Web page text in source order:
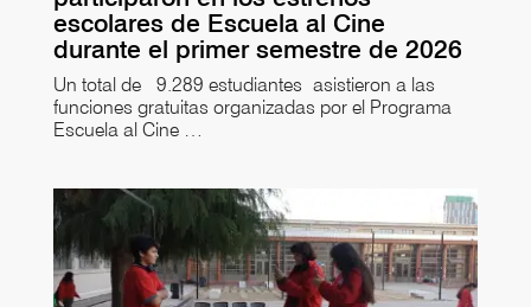
escolares de Escuela al Cine
durante el primer semestre de 2026
Un total de 9.289 estudiantes asistieron a las
funciones gratuitas organizadas por el Programa
Escuela al Cine …